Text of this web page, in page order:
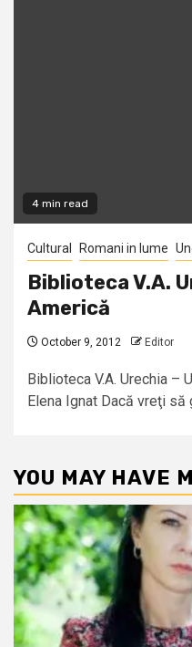
4 min read
Cultural Romani in lume
Biblioteca V.A.
Americă
October 9, 2012 Editor
Biblioteca V.A. Urechia –
Elena Ignat Dacă vreţi
YOU MAY HAVE